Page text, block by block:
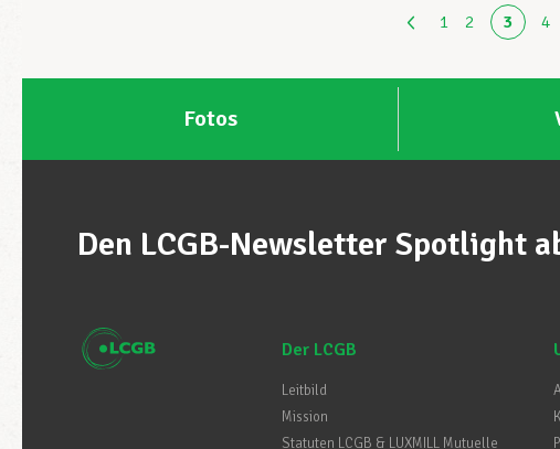
1 2 3 4
Fotos
Den LCGB-Newsletter Spotlight
Der LCGB
Leitbild
Mission
Statuten LCGB & LUXMILL Mutuelle